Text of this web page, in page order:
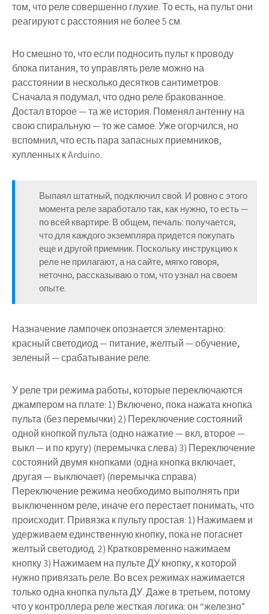
том, что реле совершенно глухие. То есть, на пульт они
реагируют с расстояния не более 5 см.
Но смешно то, что если подносить пульт к проводу
блока питания, то управлять реле можно на
расстоянии в несколько десятков сантиметров.
Сначала я подумал, что одно реле бракованное.
Достал второе — та же история. Поменял антенну на
свою спиральную — то же самое. Уже огорчился, но
вспомнил, что есть пара запасных приемников,
купленных к Arduino.
Выпаял штатный, подключил свой. И ровно с этого
момента реле заработало так, как нужно, то есть —
по всей квартире. В общем, печаль: получается,
что для каждого экземпляра придется покупать
еще и другой приемник. Поскольку инструкцию к
реле не прилагают, а на сайте, мягко говоря,
неточно, рассказываю о том, что узнал на своем
опыте.
Назначение лампочек опознается элементарно:
красный светодиод — питание, желтый — обучение,
зеленый — срабатывание реле.
У реле три режима работы, которые переключаются
джампером на плате: 1) Включено, пока нажата кнопка
пульта (без перемычки) 2) Переключение состояний
одной кнопкой пульта (одно нажатие — вкл, второе —
выкл — и по кругу) (перемычка слева) 3) Переключение
состояний двумя кнопками (одна кнопка включает,
другая — выключает) (перемычка справа)
Переключение режима необходимо выполнять при
выключенном реле, иначе его перестает понимать, что
происходит. Привязка к пульту простая: 1) Нажимаем и
удерживаем единственную кнопку, пока не погаснет
желтый светодиод. 2) Кратковременно нажимаем
кнопку 3) Нажимаем на пульте ДУ кнопку, к которой
нужно привязать реле. Во всех режимах нажимается
только одна кнопка пульта ДУ. Даже в третьем, потому
что у контроллера реле жесткая логика: он “железно”